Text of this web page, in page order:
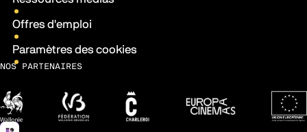
Offres d'emploi
Paramètres des cookies
NOS PARTENAIRES
Wallonie Fédération Wallonie-Bruxelles
Ville de CharleroiEuropa Cinemas